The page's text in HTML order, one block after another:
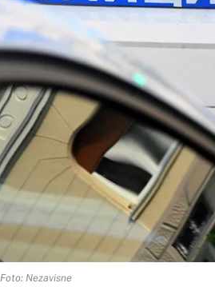
Foto: Nezavisne